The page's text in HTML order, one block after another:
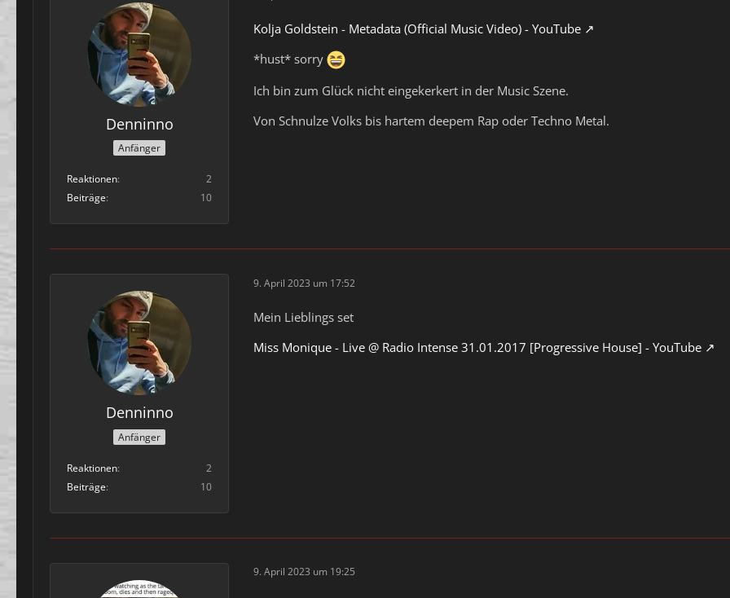
Denninno
Anfänger
Reaktionen
2
Beiträge
10
Kolja Goldstein - Metadata (Official Music Video) - YouTube
*hust* sorry
Ich bin zum Glück nicht eingekerkert in der Music Szene.
Von Schnulze Volks bis hartem deepem Rap oder Techno Metal.
Denninno
Anfänger
Reaktionen
2
Beiträge
10
9. April 2023 um 17:52
Mein Lieblings set
Miss Monique - Live @ Radio Intense 31.01.2017 [Progressive House] - YouTube
9. April 2023 um 19:25